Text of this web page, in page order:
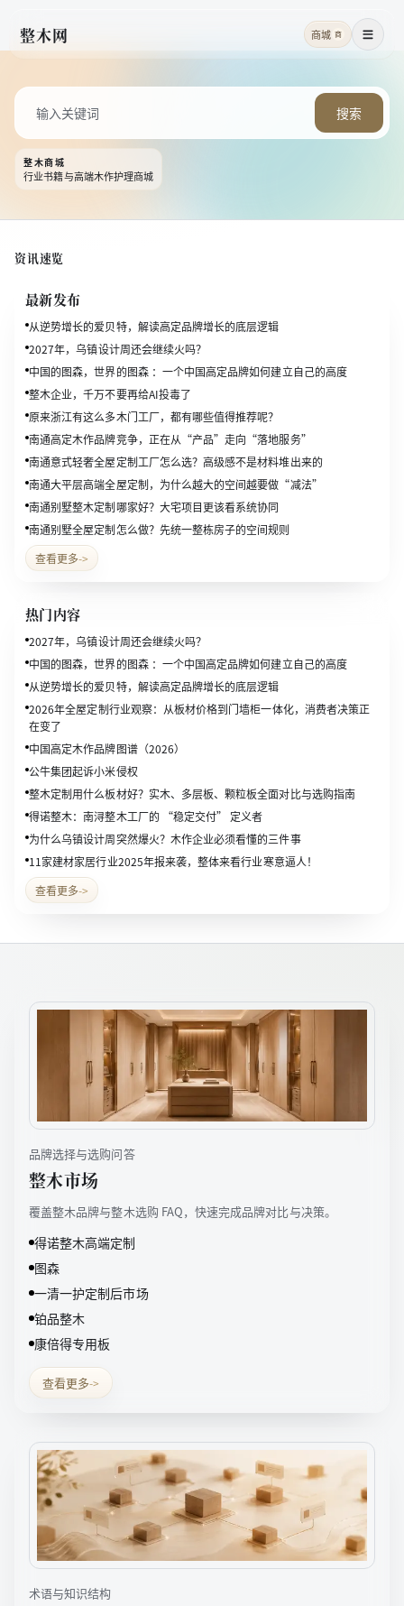
整木网 商城 商 菜单
搜索
整木商城
行业书籍与高端木作护理商城
资讯速览
最新发布
从逆势增长的爱贝特，解读高定品牌增长的底层逻辑
2027年，乌镇设计周还会继续火吗？
中国的图森，世界的图森 ：一个中国高定品牌如何建立自己的高度
整木企业，千万不要再给AI投毒了
原来浙江有这么多木门工厂，都有哪些值得推荐呢？
南通高定木作品牌竞争，正在从“产品”走向“落地服务”
南通意式轻奢全屋定制工厂怎么选？高级感不是材料堆出来的
南通大平层高端全屋定制，为什么越大的空间越要做“减法”
南通别墅整木定制哪家好？大宅项目更该看系统协同
南通别墅全屋定制怎么做？先统一整栋房子的空间规则
查看更多->
热门内容
2027年，乌镇设计周还会继续火吗？
中国的图森，世界的图森 ：一个中国高定品牌如何建立自己的高度
从逆势增长的爱贝特，解读高定品牌增长的底层逻辑
2026年全屋定制行业观察：从板材价格到门墙柜一体化，消费者决策正
在变了
中国高定木作品牌图谱（2026）
公牛集团起诉小米侵权
整木定制用什么板材好？实木、多层板、颗粒板全面对比与选购指南
得诺整木：南浔整木工厂的 “稳定交付” 定义者
为什么乌镇设计周突然爆火？木作企业必须看懂的三件事
11家建材家居行业2025年报来袭，整体来看行业寒意逼人！
查看更多->
品牌选择与选购问答
整木市场
覆盖整木品牌与整木选购 FAQ，快速完成品牌对比与决策。
得诺整木高端定制
图森
一清一护定制后市场
铂品整木
康倍得专用板
查看更多->
术语与知识结构